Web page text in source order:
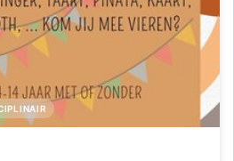
jarig